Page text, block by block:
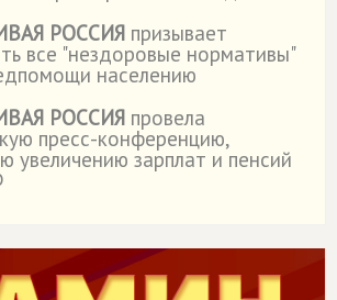
РОССИЯ призывает
все "нездоровые нормативы"
населению
РОССИЯ провела
пресс-конференцию,
увеличению зарплат и пенсий